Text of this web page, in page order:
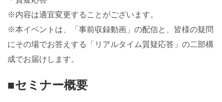
※内容は適宜変更することがございます。
※本イベントは、「事前収録動画」の配信と、皆様の疑問
にその場でお答えする「リアルタイム質疑応答」の二部構
成でお届けします。
■セミナー概要